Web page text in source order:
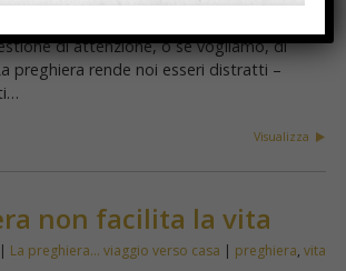
di attenzione, o se vogliamo, di
preghiera rende noi esseri distratti –
Visualizza
non facilita la vita
La preghiera... viaggio verso casa | preghiera, vita